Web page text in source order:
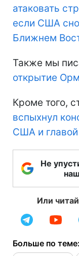
атаковать
если США
Ближнем
Также мы
открытие
Кроме того,
вспыхнул
США и главой
Не
Или
Больше по теме: